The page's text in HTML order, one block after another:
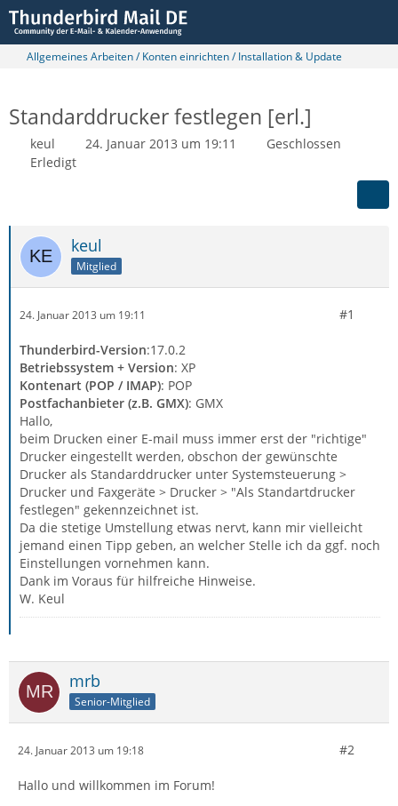
Allgemeines Arbeiten / Konten einrichten / Installation & Update
Standarddrucker festlegen [erl.]
keul 24. Januar 2013 um 19:11
Geschlossen
Erledigt
keul
Mitglied
24. Januar 2013 um 19:11 #1
Thunderbird-Version:17.0.2
Betriebssystem + Version: XP
Kontenart (POP / IMAP): POP
Postfachanbieter (z.B. GMX): GMX
Hallo,
beim Drucken einer E-mail muss immer erst der "richtige"
Drucker eingestellt werden, obschon der gewünschte
Drucker als Standarddrucker unter Systemsteuerung >
Drucker und Faxgeräte > Drucker > "Als Standartdrucker
festlegen" gekennzeichnet ist.
Da die stetige Umstellung etwas nervt, kann mir vielleicht
jemand einen Tipp geben, an welcher Stelle ich da ggf. noch
Einstellungen vornehmen kann.
Dank im Voraus für hilfreiche Hinweise.
W. Keul
mrb
Senior-Mitglied
24. Januar 2013 um 19:18 #2
Hallo und willkommen im Forum!